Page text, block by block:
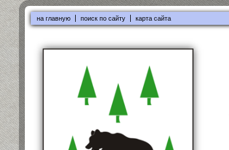
на главную поиск по сайту карта сайта